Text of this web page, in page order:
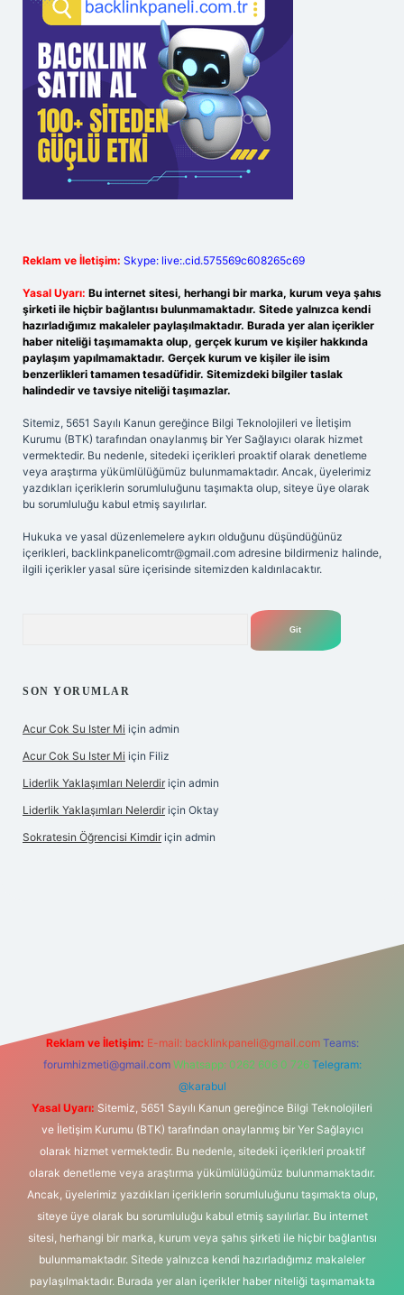
Reklam ve İletişim: Skype: live:.cid.575569c608265c69
Yasal Uyarı: Bu internet sitesi, herhangi bir marka, kurum veya şahıs
şirketi ile hiçbir bağlantısı bulunmamaktadır. Sitede yalnızca kendi
hazırladığımız makaleler paylaşılmaktadır. Burada yer alan içerikler
haber niteliği taşımamakta olup, gerçek kurum ve kişiler hakkında
paylaşım yapılmamaktadır. Gerçek kurum ve kişiler ile isim
benzerlikleri tamamen tesadüfidir. Sitemizdeki bilgiler taslak
halindedir ve tavsiye niteliği taşımazlar.
Sitemiz, 5651 Sayılı Kanun gereğince Bilgi Teknolojileri ve İletişim
Kurumu (BTK) tarafından onaylanmış bir Yer Sağlayıcı olarak hizmet
vermektedir. Bu nedenle, sitedeki içerikleri proaktif olarak denetleme
veya araştırma yükümlülüğümüz bulunmamaktadır. Ancak, üyelerimiz
yazdıkları içeriklerin sorumluluğunu taşımakta olup, siteye üye olarak
bu sorumluluğu kabul etmiş sayılırlar.
Hukuka ve yasal düzenlemelere aykırı olduğunu düşündüğünüz
içerikleri, backlinkpanelicomtr@gmail.com adresine bildirmeniz halinde,
ilgili içerikler yasal süre içerisinde sitemizden kaldırılacaktır.
SON YORUMLAR
Acur Cok Su Ister Mi için admin
Acur Cok Su Ister Mi için Filiz
Liderlik Yaklaşımları Nelerdir için admin
Liderlik Yaklaşımları Nelerdir için Oktay
Sokratesin Öğrencisi Kimdir için admin
Reklam ve İletişim: E-mail: backlinkpaneli@gmail.com Teams:
forumhizmeti@gmail.com Whatsapp: 0262 606 0 726 Telegram:
@karabul
Yasal Uyarı: Sitemiz, 5651 Sayılı Kanun gereğince Bilgi Teknolojileri
ve İletişim Kurumu (BTK) tarafından onaylanmış bir Yer Sağlayıcı
olarak hizmet vermektedir. Bu nedenle, sitedeki içerikleri proaktif
olarak denetleme veya araştırma yükümlülüğümüz bulunmamaktadır.
Ancak, üyelerimiz yazdıkları içeriklerin sorumluluğunu taşımakta olup,
siteye üye olarak bu sorumluluğu kabul etmiş sayılırlar. Bu internet
sitesi, herhangi bir marka, kurum veya şahıs şirketi ile hiçbir bağlantısı
bulunmamaktadır. Sitede yalnızca kendi hazırladığımız makaleler
paylaşılmaktadır. Burada yer alan içerikler haber niteliği taşımamakta